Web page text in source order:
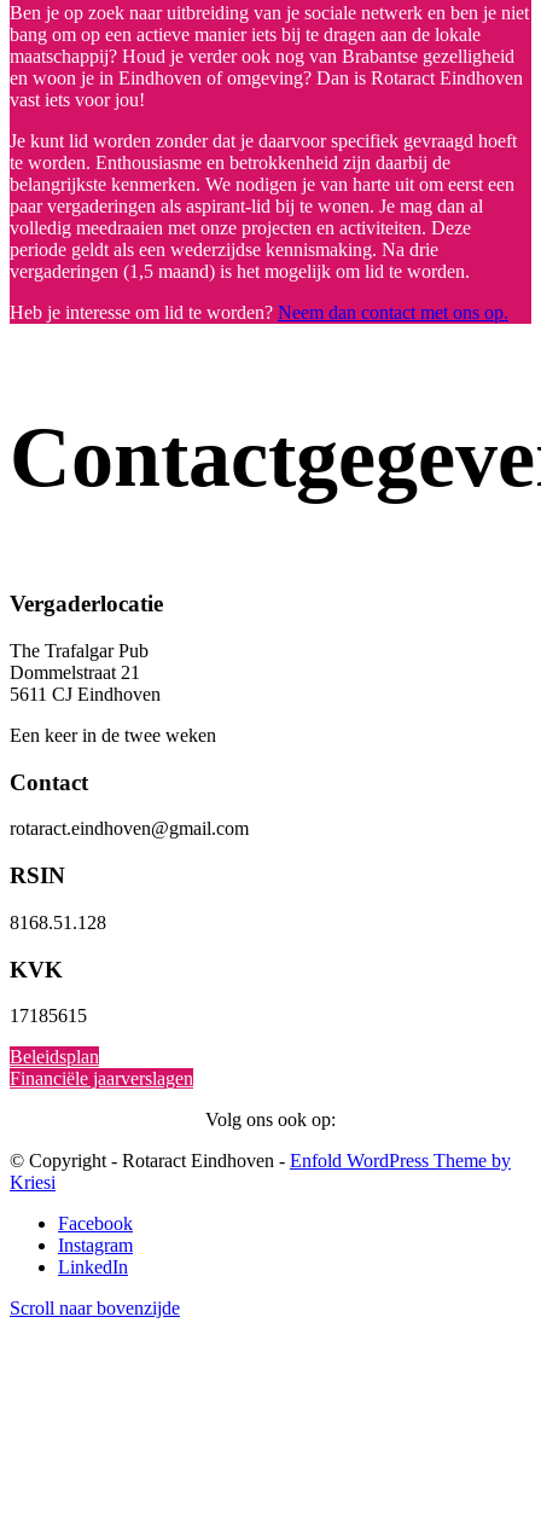
Ben je op zoek naar uitbreiding van je sociale netwerk en ben je niet
bang om op een actieve manier iets bij te dragen aan de lokale
maatschappij? Houd je verder ook nog van Brabantse gezelligheid
en woon je in Eindhoven of omgeving? Dan is Rotaract Eindhoven
vast iets voor jou!
Je kunt lid worden zonder dat je daarvoor specifiek gevraagd hoeft
te worden. Enthousiasme en betrokkenheid zijn daarbij de
belangrijkste kenmerken. We nodigen je van harte uit om eerst een
paar vergaderingen als aspirant-lid bij te wonen. Je mag dan al
volledig meedraaien met onze projecten en activiteiten. Deze
periode geldt als een wederzijdse kennismaking. Na drie
vergaderingen (1,5 maand) is het mogelijk om lid te worden.
Heb je interesse om lid te worden? Neem dan contact met ons op.
Vergaderlocatie
The Trafalgar Pub
Dommelstraat 21
5611 CJ Eindhoven
Een keer in de twee weken
Contact
rotaract.eindhoven@gmail.com
RSIN
8168.51.128
KVK
17185615
Beleidsplan
Financiële jaarverslagen
Volg ons ook op:
© Copyright - Rotaract Eindhoven - Enfold WordPress Theme by
Kriesi
Facebook
Instagram
LinkedIn
Scroll naar bovenzijde